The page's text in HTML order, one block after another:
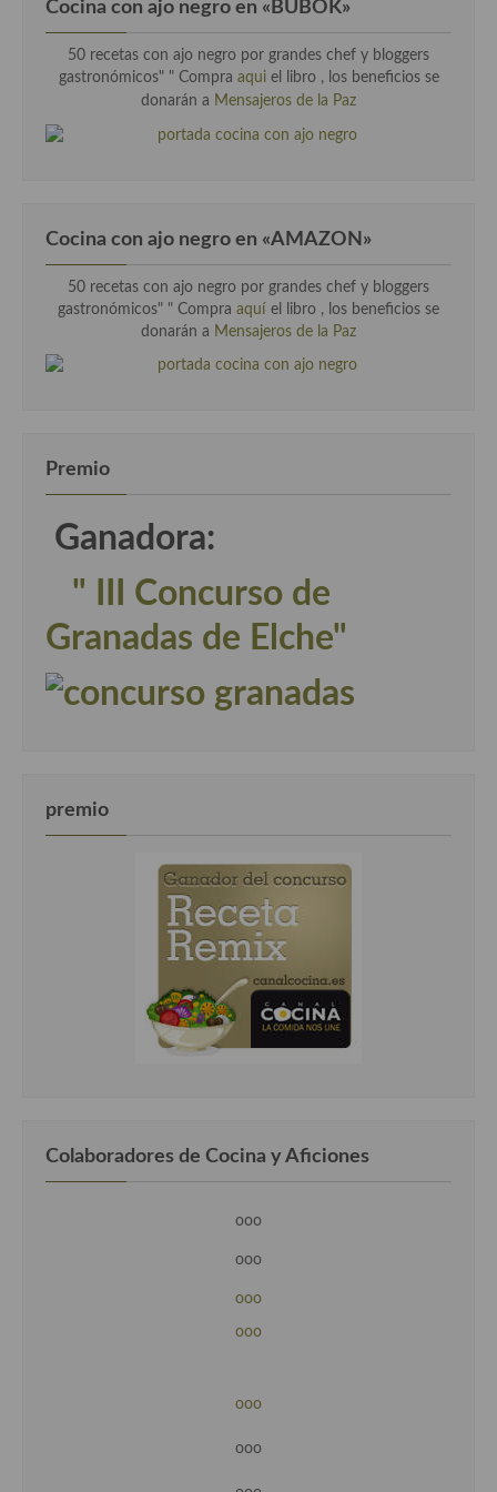
Cocina con ajo negro en «BUBOK»
50 recetas con ajo negro por grandes chef y bloggers
gastronómicos" " Compra aqui el libro , los beneficios se
donarán a Mensajeros de la Paz
Cocina con ajo negro en «AMAZON»
50 recetas con ajo negro por grandes chef y bloggers
gastronómicos" " Compra aquí el libro , los beneficios se
donarán a Mensajeros de la Paz
Premio
Ganadora:
" III Concurso de
Granadas de Elche"
premio
Colaboradores de Cocina y Aficiones
ooo
ooo
ooo
ooo
ooo
ooo